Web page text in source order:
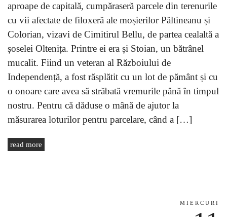
aproape de capitală, cumpăraseră parcele din terenurile
cu vii afectate de filoxeră ale moșierilor Păltineanu și
Colorian, vizavi de Cimitirul Bellu, de partea cealaltă a
șoselei Oltenița. Printre ei era și Stoian, un bătrânel
mucalit. Fiind un veteran al Războiului de
Independență, a fost răsplătit cu un lot de pământ și cu
o onoare care avea să străbată vremurile până în timpul
nostru. Pentru că dăduse o mână de ajutor la
măsurarea loturilor pentru parcelare, când a […]
read more
MIERCURI